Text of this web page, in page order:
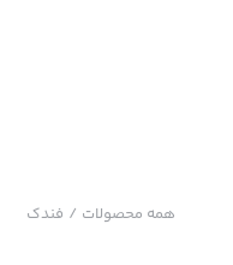
همه محصولات / فندک